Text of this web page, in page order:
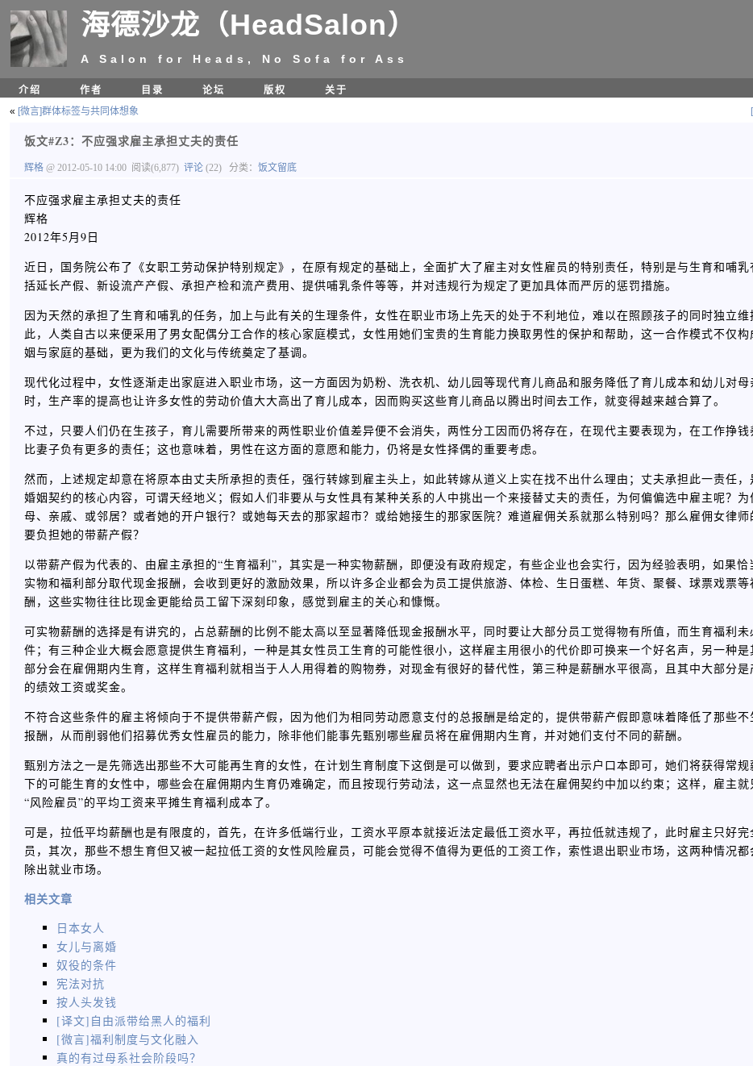
海德沙龙（HeadSalon）
A Salon for Heads, No Sofa for Ass
介绍
作者 目录 论坛 版权 关于
« [微言]群体标签与共同体想象
饭文#Z3：不应强求雇主承担丈夫的责任
辉格 @ 2012-05-10 14:00 阅读(6,877) 评论 (22) 分类： 饭文留底
不应强求雇主承担丈夫的责任
辉格
2012年5月9日
近日，国务院公布了《女职工劳动保护特别规定》，在原有规定的基础上，全面扩大了雇主对女性雇员的特别责任，特别是与生育和哺
括延长产假、新设流产产假、承担产检和流产费用、提供哺乳条件等等，并对违规行为规定了更加具体而严厉的惩罚措施。
因为天然的承担了生育和哺乳的任务，加上与此有关的生理条件，女性在职业市场上先天的处于不利地位，难以在照顾孩子的同时独立维
此，人类自古以来便采用了男女配偶分工合作的核心家庭模式，女性用她们宝贵的生育能力换取男性的保护和帮助，这一合作模式不仅
姻与家庭的基础，更为我们的文化与传统奠定了基调。
现代化过程中，女性逐渐走出家庭进入职业市场，这一方面因为奶粉、洗衣机、幼儿园等现代育儿商品和服务降低了育儿成本和幼儿对母
时，生产率的提高也让许多女性的劳动价值大大高出了育儿成本，因而购买这些育儿商品以腾出时间去工作，就变得越来越合算了。
不过，只要人们仍在生孩子，育儿需要所带来的两性职业价值差异便不会消失，两性分工因而仍将存在，在现代主要表现为，在工作挣
比妻子负有更多的责任；这也意味着，男性在这方面的意愿和能力，仍将是女性择偶的重要考虑。
然而，上述规定却意在将原本由丈夫所承担的责任，强行转嫁到雇主头上，如此转嫁从道义上实在找不出什么理由；丈夫承担此一责任
婚姻契约的核心内容，可谓天经地义；假如人们非要从与女性具有某种关系的人中挑出一个来接替丈夫的责任，为何偏偏选中雇主呢？为
母、亲戚、或邻居？或者她的开户银行？或她每天去的那家超市？或给她接生的那家医院？难道雇佣关系就那么特别吗？那么雇佣女律
要负担她的带薪产假？
以带薪产假为代表的、由雇主承担的“生育福利”，其实是一种实物薪酬，即便没有政府规定，有些企业也会实行，因为经验表明，如果恰
实物和福利部分取代现金报酬，会收到更好的激励效果，所以许多企业都会为员工提供旅游、体检、生日蛋糕、年货、聚餐、球票戏票等
酬，这些实物往往比现金更能给员工留下深刻印象，感觉到雇主的关心和慷慨。
可实物薪酬的选择是有讲究的，占总薪酬的比例不能太高以至显著降低现金报酬水平，同时要让大部分员工觉得物有所值，而生育福利
件；有三种企业大概会愿意提供生育福利，一种是其女性员工生育的可能性很小，这样雇主用很小的代价即可换来一个好名声，另一种
部分会在雇佣期内生育，这样生育福利就相当于人人用得着的购物券，对现金有很好的替代性，第三种是薪酬水平很高，且其中大部分
的绩效工资或奖金。
不符合这些条件的雇主将倾向于不提供带薪产假，因为他们为相同劳动愿意支付的总报酬是给定的，提供带薪产假即意味着降低了那些不
报酬，从而削弱他们招募优秀女性雇员的能力，除非他们能事先甄别哪些雇员将在雇佣期内生育，并对她们支付不同的薪酬。
甄别方法之一是先筛选出那些不大可能再生育的女性，在计划生育制度下这倒是可以做到，要求应聘者出示户口本即可，她们将获得常规
下的可能生育的女性中，哪些会在雇佣期内生育仍难确定，而且按现行劳动法，这一点显然也无法在雇佣契约中加以约束；这样，雇主
“风险雇员”的平均工资来平摊生育福利成本了。
可是，拉低平均薪酬也是有限度的，首先，在许多低端行业，工资水平原本就接近法定最低工资水平，再拉低就违规了，此时雇主只好完
员，其次，那些不想生育但又被一起拉低工资的女性风险雇员，可能会觉得不值得为更低的工资工作，索性退出职业市场，这两种情况
除出就业市场。
相关文章
日本女人
女儿与离婚
奴役的条件
宪法对抗
按人头发钱
[译文]自由派带给黑人的福利
[微言]福利制度与文化融入
真的有过母系社会阶段吗？